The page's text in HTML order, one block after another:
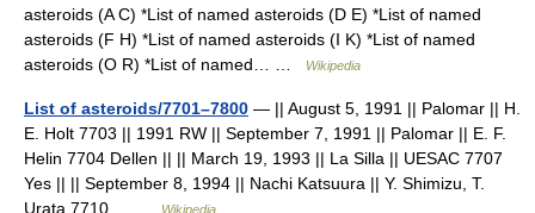
asteroids (A C) *List of named asteroids (D E) *List of named
asteroids (F H) *List of named asteroids (I K) *List of named
asteroids (O R) *List of named… …
Wikipedia
List of asteroids/7701–7800 — || August 5, 1991 || Palomar || H.
E. Holt 7703 || 1991 RW || September 7, 1991 || Palomar || E. F.
Helin 7704 Dellen || || March 19, 1993 || La Silla || UESAC 7707
Yes || || September 8, 1994 || Nachi Katsuura || Y. Shimizu, T.
Urata 7710… …
Wikipedia